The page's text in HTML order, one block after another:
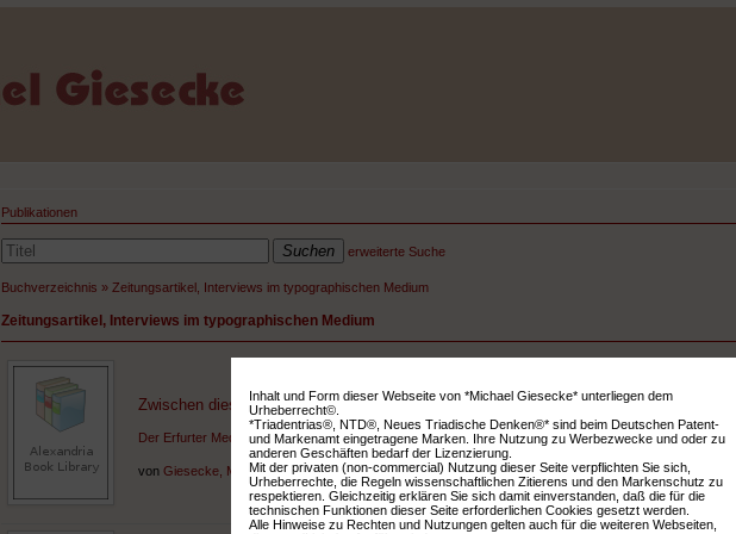
Publikationen
erweiterte Suche
Buchverzeichnis » Zeitungsartikel, Interviews im typographischen Medium
Zeitungsartikel, Interviews im typographischen Medium
Zwischen diesen Deckeln liegt weder Fisch noch Fleisch.
Der Erfurter Medienforscher Michael Giesecke über das E-Book und wirklich bedeutsame
von Giesecke, Michael
Inhalt und Form dieser Webseite von *Michael Giesecke* unterliegen dem
Urheberrecht©.
*Triadentrias®, NTD®, Neues Triadische Denken®* sind beim Deutschen Patent-
und Markenamt eingetragene Marken. Ihre Nutzung zu Werbezwecke und oder zu
anderen Geschäften bedarf der Lizenzierung.
Mit der privaten (non-commercial) Nutzung dieser Seite verpflichten Sie sich,
Urheberrechte, die Regeln wissenschaftlichen Zitierens und den Markenschutz zu
respektieren. Gleichzeitig erklären Sie sich damit einverstanden, daß die für die
technischen Funktionen dieser Seite erforderlichen Cookies gesetzt werden.
Alle Hinweise zu Rechten und Nutzungen gelten auch für die weiteren Webseiten,